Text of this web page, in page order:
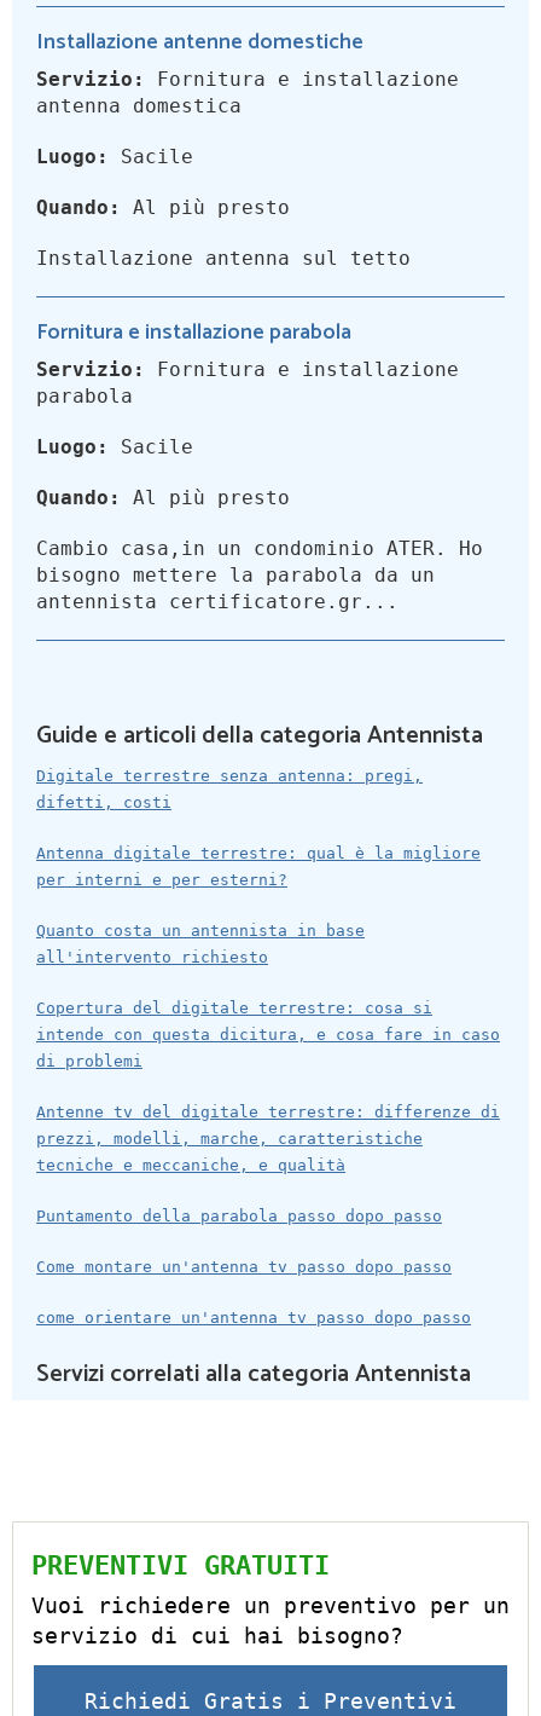
Installazione antenne domestiche
Servizio:
Fornitura e installazione
antenna domestica
Luogo: Sacile
Quando: Al più presto
Installazione antenna sul tetto
Fornitura e installazione parabola
Servizio:
Fornitura e installazione
parabola
Luogo: Sacile
Quando: Al più presto
Cambio casa,in un condominio ATER. Ho
bisogno mettere la parabola da un
antennista certificatore.gr...
Guide e articoli della categoria Antennista
Digitale terrestre senza antenna: pregi,
difetti, costi
Antenna digitale terrestre: qual è la migliore
per interni e per esterni?
Quanto costa un antennista in base
all'intervento richiesto
Copertura del digitale terrestre: cosa si
intende con questa dicitura, e cosa fare in caso
di problemi
Antenne tv del digitale terrestre: differenze di
prezzi, modelli, marche, caratteristiche
tecniche e meccaniche, e qualità
Puntamento della parabola passo dopo passo
Come montare un'antenna tv passo dopo passo
come orientare un'antenna tv passo dopo passo
Servizi correlati alla categoria Antennista
PREVENTIVI GRATUITI
Vuoi richiedere un preventivo per un
servizio di cui hai bisogno?
Richiedi Gratis i Preventivi